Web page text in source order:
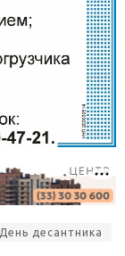
День десантника